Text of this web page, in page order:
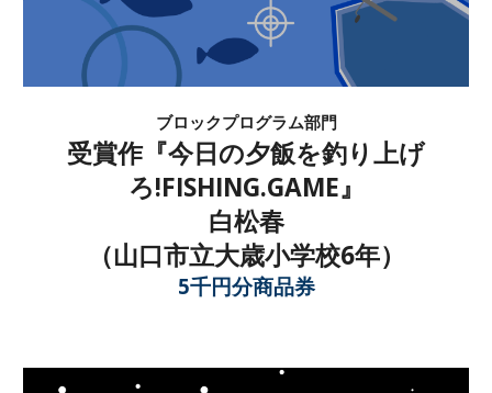
ブロックプログラム部門
受賞作『今日の夕飯を釣り上げ
ろ!FISHING.GAME』
白松春
（山口市立大歳小学校6年）
5千円分商品券